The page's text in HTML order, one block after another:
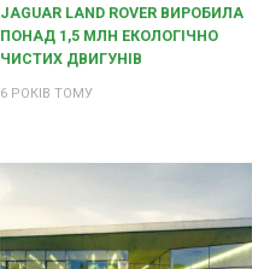
JAGUAR LAND ROVER ВИРОБИЛА
ПОНАД 1,5 МЛН ЕКОЛОГІЧНО
ЧИСТИХ ДВИГУНІВ
6 РОКІВ ТОМУ